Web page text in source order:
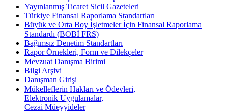
Yayınlanmış Ticaret Sicil Gazeteleri
Türkiye Finansal Raporlama Standartları
Büyük ve Orta Boy İşletmeler İçin Finansal Raporlama
Standardı (BOBİ FRS)
Bağımsız Denetim Standartları
Rapor Örnekleri, Form ve Dilekçeler
Mevzuat Danışma Birimi
Bilgi Arşivi
Danışman Girişi
Mükelleflerin Hakları ve Ödevleri,
Elektronik Uygulamalar,
Cezai Müeyyideler